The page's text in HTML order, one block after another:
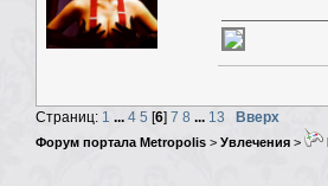
Страниц: 1 ... 4 5 [6] 7 8 ... 13 Вверх
Форум портала Metropolis > Увлечения >